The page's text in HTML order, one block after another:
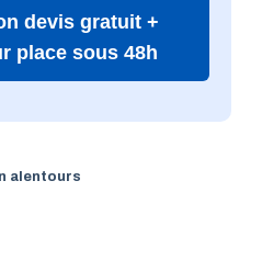
devis gratuit +
place sous 48h
alentours